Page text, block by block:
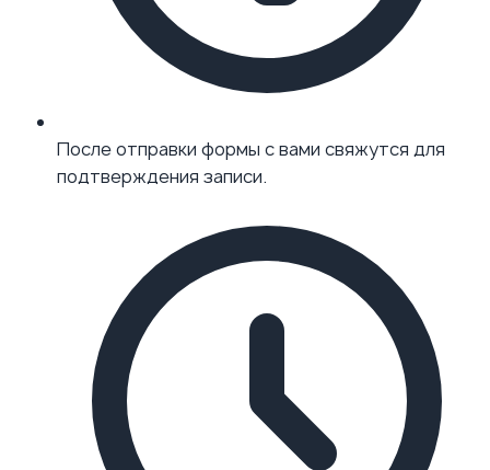
После отправки формы с вами свяжутся для
подтверждения записи.